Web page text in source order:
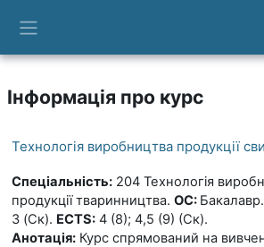
Інформація про курс
Технологія виробництва продукції
Спеціальність: 204 Технологія
продукції тваринництва. ОС: Бакалавр.
3 (Ск). ECTS: 4 (8); 4,5 (9) (Ск).
Анотація: Курс спрямований на